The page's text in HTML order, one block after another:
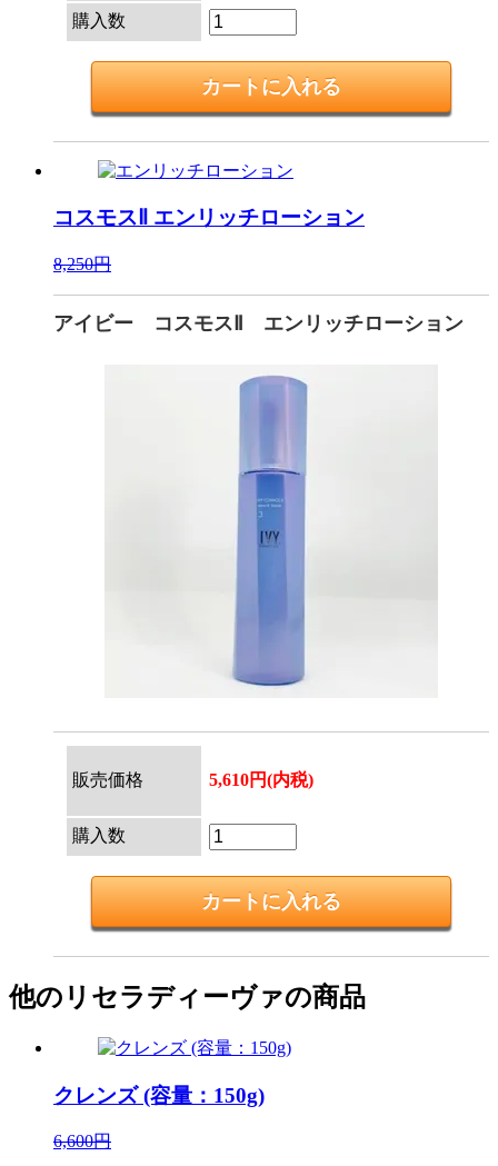
購入数
コスモスⅡ エンリッチローション
8,250円
アイビー コスモスⅡ エンリッチローション
販売価格 5,610円(内税)
購入数
他のリセラディーヴァの商品
クレンズ (容量：150g)
6,600円